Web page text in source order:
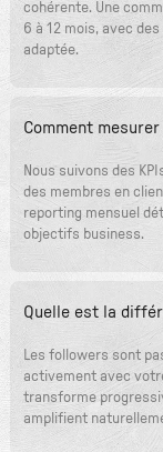
cohérente. Une
6 à 12 mois, avec
adaptée.
Comment
Nous suivons des
des membres en
reporting mensuel
objectifs business.
Quelle est la
Les followers sont
activement avec
transforme
amplifient